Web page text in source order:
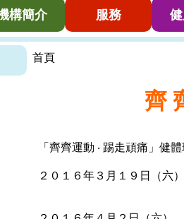
構簡介 服務
首頁
齊
「齊齊運動 ‧ 踢走頑痛」健
２０１６年３月１９日（六
（營養講座